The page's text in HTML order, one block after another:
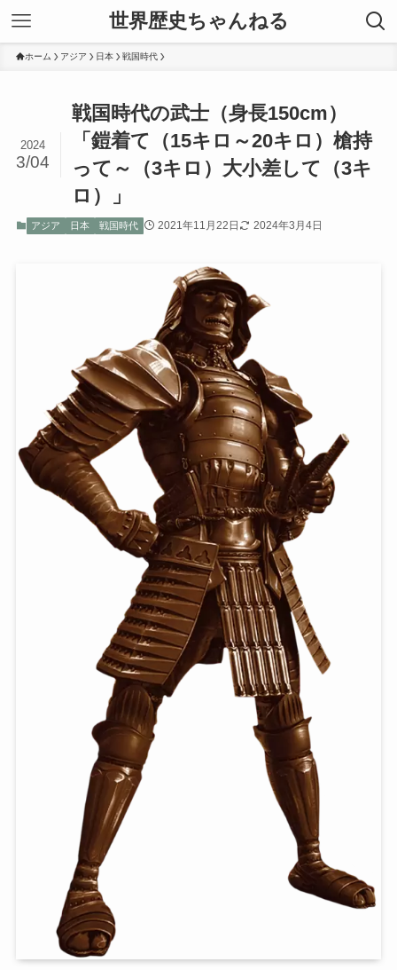
世界歴史ちゃんねる
ホーム アジア 日本 戦国時代
戦国時代の武士（身長150cm）
「鎧着て（15キロ～20キロ）槍持
って～（3キロ）大小差して（3キ
ロ）」
2024
3/04
アジア 日本 戦国時代 2021年11月22日 2024年3月4日